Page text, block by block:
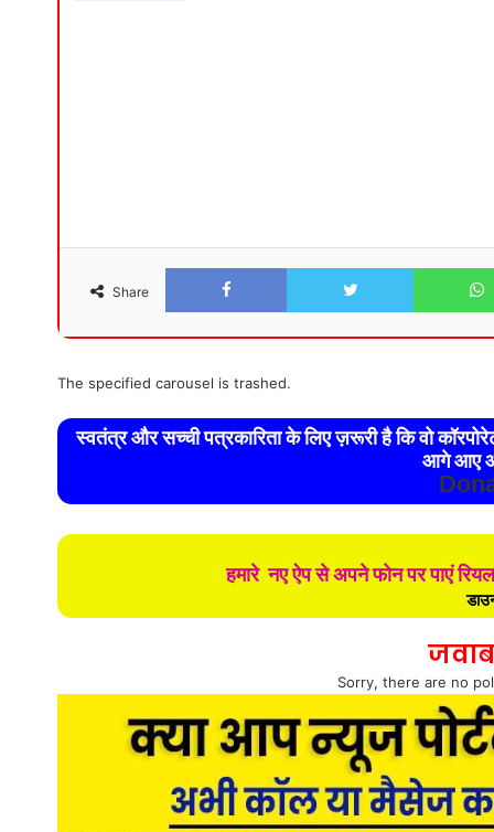
Share
Facebook Twitter
The specified carousel is trashed.
स्वतंत्र और सच्ची पत्रकारिता के लिए ज़रूरी है कि वो
आगे आए
हमारे नए ऐप से अपने फोन पर पाएं
Sorry, there are no